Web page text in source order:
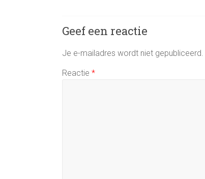
Geef een reactie
Je e-mailadres wordt niet gepubliceerd.
Reactie *